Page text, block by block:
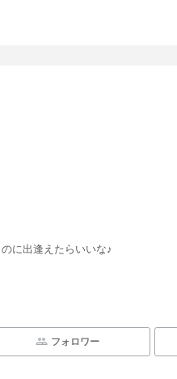
に出逢えたらいいな♪
フォロワー